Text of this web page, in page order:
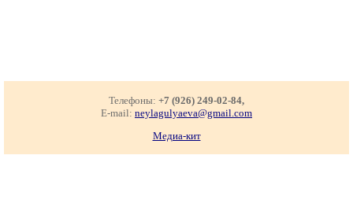
Телефоны: +7 (926) 249-02-84,
E-mail: neylagulyaeva@gmail.com
Медиа-кит